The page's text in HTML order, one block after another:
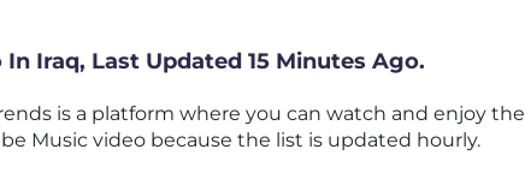
Iraq, Last Updated 15 Minutes Ago.
is a platform where you can watch and enjoy the
Music video because the list is updated hourly.